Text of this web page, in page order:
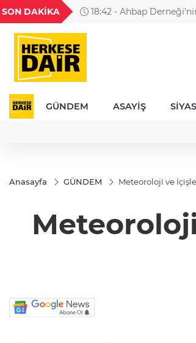
SON DAKİKA 18:42 - Ahbap
18,1977
TND
16,2302
BGN
GÜNDEM ASAYİŞ
Anasayfa GÜNDEM Meteoroloji ve